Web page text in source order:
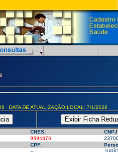
DATA DE ATUALIZAÇÃO LOCAL: 7/1/2026
CNES:
9594876
CPF: